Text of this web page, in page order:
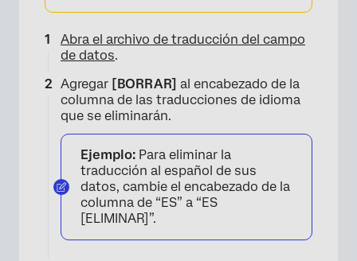
Abra el archivo de traducción del campo
de datos.
Agregar [BORRAR] al encabezado de la
columna de las traducciones de idioma
que se eliminarán.
Ejemplo: Para eliminar la
traducción al español de sus
datos, cambie el encabezado de la
columna de “ES” a “ES
[ELIMINAR]”.